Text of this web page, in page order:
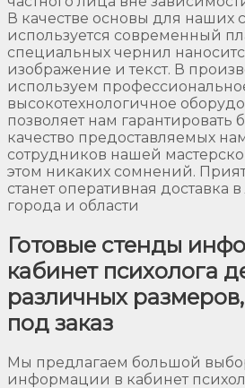
В качестве основы для наших
используется современный
специальных чернил
изображение и текст. В
используем
высокотехнологичное
позволяет нам гарантировать
качество предоставляемых
сотрудников нашей
этом никаких сомнений.
станет оперативная доставка
города и области
Готовые стенды
кабинет психолога
различных
под заказ
Мы предлагаем большой
информации в кабинет